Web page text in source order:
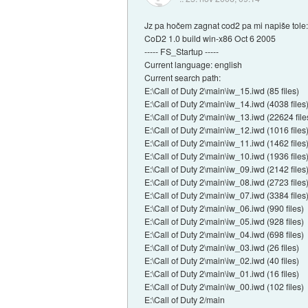
Jz pa hočem zagnat cod2 pa mi napiše tole:
CoD2 1.0 build win-x86 Oct 6 2005
----- FS_Startup -----
Current language: english
Current search path:
E:\Call of Duty 2\main\iw_15.iwd (85 files)
E:\Call of Duty 2\main\iw_14.iwd (4038 files)
E:\Call of Duty 2\main\iw_13.iwd (22624
E:\Call of Duty 2\main\iw_12.iwd (1016 files)
E:\Call of Duty 2\main\iw_11.iwd (1462 files)
E:\Call of Duty 2\main\iw_10.iwd (1936 files)
E:\Call of Duty 2\main\iw_09.iwd (2142 files)
E:\Call of Duty 2\main\iw_08.iwd (2723 files)
E:\Call of Duty 2\main\iw_07.iwd (3384 files)
E:\Call of Duty 2\main\iw_06.iwd (990 files)
E:\Call of Duty 2\main\iw_05.iwd (928 files)
E:\Call of Duty 2\main\iw_04.iwd (698 files)
E:\Call of Duty 2\main\iw_03.iwd (26 files)
E:\Call of Duty 2\main\iw_02.iwd (40 files)
E:\Call of Duty 2\main\iw_01.iwd (16 files)
E:\Call of Duty 2\main\iw_00.iwd (102 files)
E:\Call of Duty 2/main